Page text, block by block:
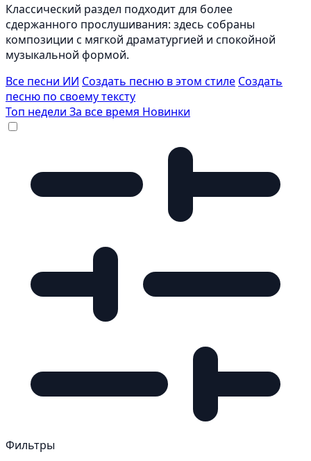
Классический раздел подходит для более
сдержанного прослушивания: здесь собраны
композиции с мягкой драматургией и спокойной
музыкальной формой.
Все песни ИИ Создать песню в этом стиле Создать
песню по своему тексту
Топ недели За все время Новинки
Фильтры